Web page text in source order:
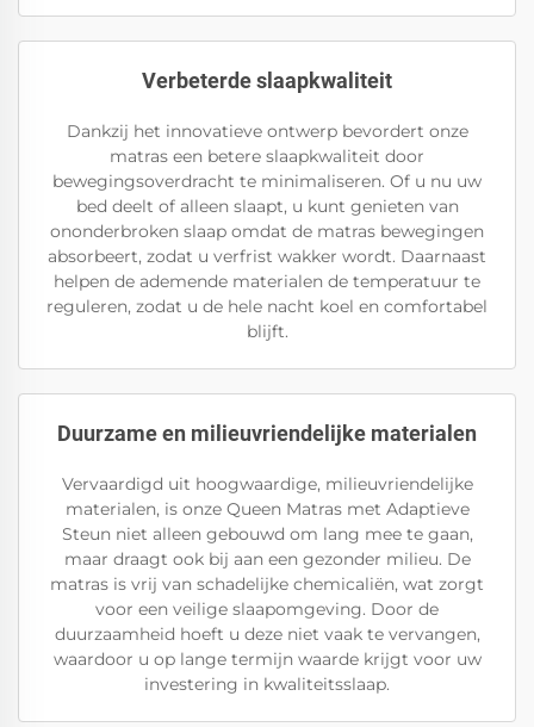
Verbeterde slaapkwaliteit
Dankzij het innovatieve ontwerp bevordert onze
matras een betere slaapkwaliteit door
bewegingsoverdracht te minimaliseren. Of u nu uw
bed deelt of alleen slaapt, u kunt genieten van
ononderbroken slaap omdat de matras bewegingen
absorbeert, zodat u verfrist wakker wordt. Daarnaast
helpen de ademende materialen de temperatuur te
reguleren, zodat u de hele nacht koel en comfortabel
blijft.
Duurzame en milieuvriendelijke materialen
Vervaardigd uit hoogwaardige, milieuvriendelijke
materialen, is onze Queen Matras met Adaptieve
Steun niet alleen gebouwd om lang mee te gaan,
maar draagt ook bij aan een gezonder milieu. De
matras is vrij van schadelijke chemicaliën, wat zorgt
voor een veilige slaapomgeving. Door de
duurzaamheid hoeft u deze niet vaak te vervangen,
waardoor u op lange termijn waarde krijgt voor uw
investering in kwaliteitsslaap.